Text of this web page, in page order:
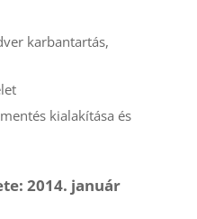
karbantartás,
kialakítása és
2014. január